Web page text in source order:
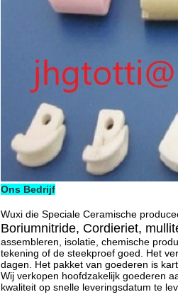
Ons Bedrijf
Wuxi die Speciale Ceramische
Boriumnitride, Cordieriet,
assembleren, isolatie, chemische
tekening of de steekproef goed. Het
dagen. Het pakket van goederen is
Wij verkopen hoofdzakelijk goederen
kwaliteit op snelle leveringsdatum te